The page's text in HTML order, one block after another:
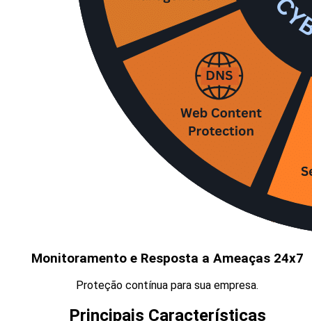
Monitoramento e Resposta a Ameaças 24x7
Proteção contínua para sua empresa.
Principais Características